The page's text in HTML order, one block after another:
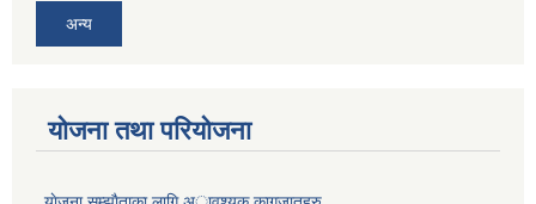
अन्य
योजना तथा परियोजना